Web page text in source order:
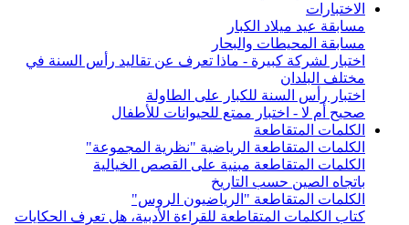
الاختبارات
مسابقة عيد ميلاد الكبار
مسابقة المحيطات والبحار
اختبار لشركة كبيرة - ماذا تعرف عن تقاليد رأس السنة في
مختلف البلدان
اختبار رأس السنة للكبار على الطاولة
صحيح أم لا - اختبار ممتع للحيوانات للأطفال
الكلمات المتقاطعة
الكلمات المتقاطعة الرياضية "نظرية المجموعة"
الكلمات المتقاطعة مبنية على القصص الخيالية
باتجاه الصين حسب التاريخ
الكلمات المتقاطعة "الرياضيون الروس"
كتاب الكلمات المتقاطعة للقراءة الأدبية، هل تعرف الحكايات